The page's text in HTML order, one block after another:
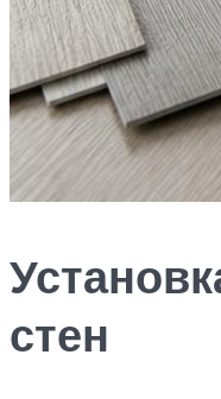
стен